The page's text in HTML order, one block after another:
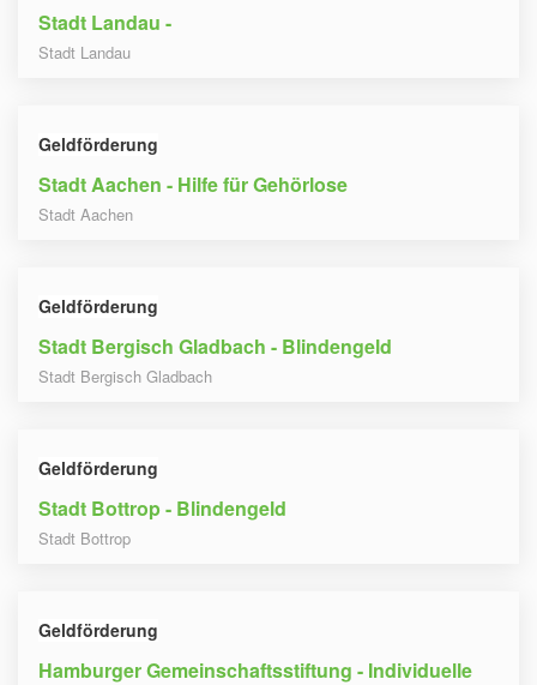
Stadt Landau -
Stadt Landau
Geldförderung
Stadt Aachen - Hilfe für Gehörlose
Stadt Aachen
Geldförderung
Stadt Bergisch Gladbach - Blindengeld
Stadt Bergisch Gladbach
Geldförderung
Stadt Bottrop - Blindengeld
Stadt Bottrop
Geldförderung
Hamburger Gemeinschaftsstiftung - Individuelle